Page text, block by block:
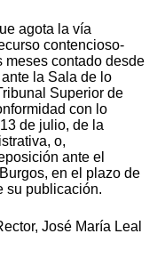
agota la vía
contencioso-
meses contado desde
la Sala de lo
Superior de
con lo
de julio, de la
o,
ante el
en el plazo de
su publicación.
José María Leal